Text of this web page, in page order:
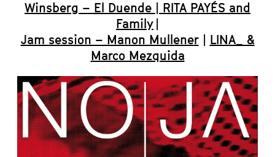
Winsberg – El Duende | RITA PAYÉS and
Family
Jam session – Manon Mullener| LINA_ &
Marco Mezquida